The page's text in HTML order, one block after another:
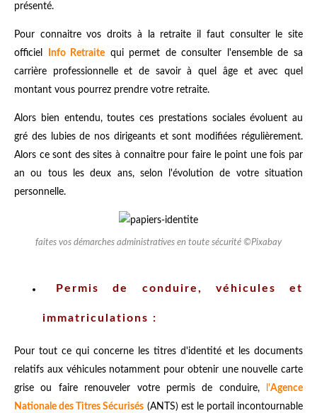
présenté.
Pour connaitre vos droits à la retraite il faut consulter le site
officiel
Info Retraite qui permet de consulter l'ensemble de sa
carrière professionnelle et de savoir à quel âge et avec quel
montant vous pourrez prendre votre retraite.
Alors bien entendu, toutes ces prestations sociales évoluent au
gré des lubies de nos dirigeants et sont modifiées régulièrement.
Alors ce sont des sites à connaitre pour faire le point une fois par
an ou tous les deux ans, selon l'évolution de votre situation
personnelle.
faites vos démarches administratives en toute sécurité ©Pixabay
Permis de conduire, véhicules et
immatriculations :
Pour tout ce qui concerne les titres d'identité et les documents
relatifs aux véhicules notamment pour obtenir une nouvelle carte
grise ou faire renouveler votre permis de conduire,
l'Agence
Nationale des Titres Sécurisés (ANTS) est le portail incontournable